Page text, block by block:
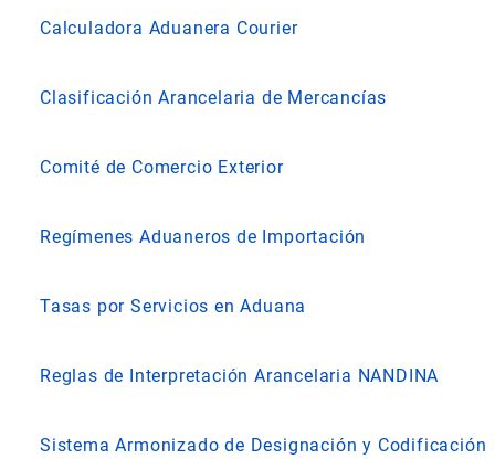
Calculadora Aduanera Courier
Clasificación Arancelaria de Mercancías
Comité de Comercio Exterior
Regímenes Aduaneros de Importación
Tasas por Servicios en Aduana
Reglas de Interpretación Arancelaria NANDINA
Sistema Armonizado de Designación y Codificación